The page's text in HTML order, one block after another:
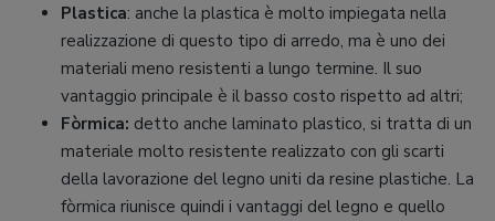
Plastica: anche la plastica è molto impiegata nella
realizzazione di questo tipo di arredo, ma è uno dei
materiali meno resistenti a lungo termine. Il suo
vantaggio principale è il basso costo rispetto ad altri;
Fòrmica: detto anche laminato plastico, si tratta di un
materiale molto resistente realizzato con gli scarti
della lavorazione del legno uniti da resine plastiche. La
fòrmica riunisce quindi i vantaggi del legno e quello